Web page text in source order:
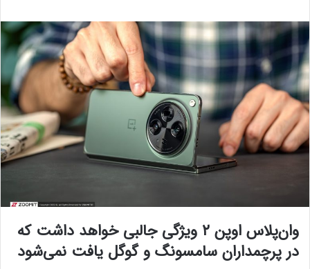
وان‌پلاس اوپن ۲ ویژگی جالبی خواهد داشت که
در پرچمداران سامسونگ و گوگل یافت نمی‌شود